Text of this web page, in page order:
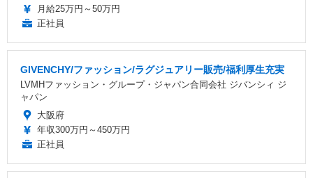
月給25万円～50万円
正社員
GIVENCHY/ファッション/ラグジュアリー販売/福利厚生充実
LVMHファッション・グループ・ジャパン合同会社 ジバンシィ ジ
ャパン
大阪府
年収300万円～450万円
正社員